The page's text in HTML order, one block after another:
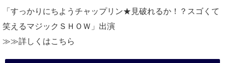
「すっかりにちようチャップリン★見破れるか！？スゴくて
笑えるマジックＳＨＯＷ」出演
≫≫詳しくはこちら